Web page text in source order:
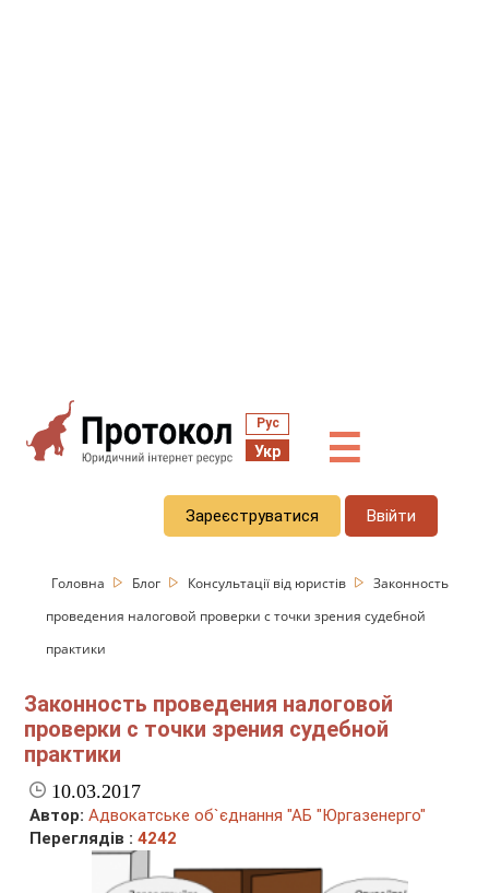
Рус
Укр ☰
Зареєструватися Ввійти
Головна Блог Консультації від юристів
Законность
проведения налоговой проверки с точки зрения судебной
практики
Законность проведения налоговой
проверки с точки зрения судебной
практики
10.03.2017
Автор: Адвокатське об`єднання "АБ "Юргазенерго"
Переглядів :4242